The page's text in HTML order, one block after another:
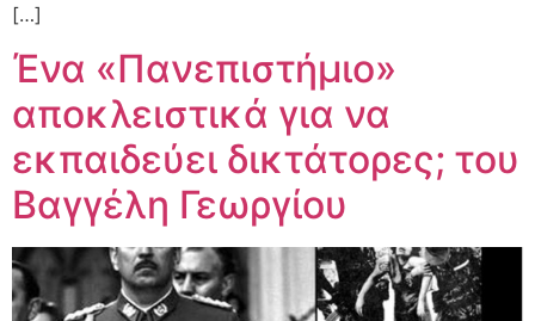
[…]
Ένα «Πανεπιστήμιο»
αποκλειστικά για να
εκπαιδεύει δικτάτορες; του
Βαγγέλη Γεωργίου